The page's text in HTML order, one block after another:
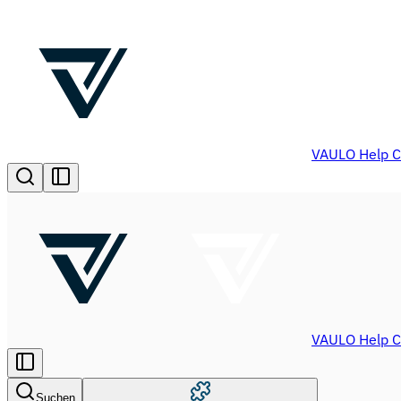
VAULO Help
VAULO Help
Suchen